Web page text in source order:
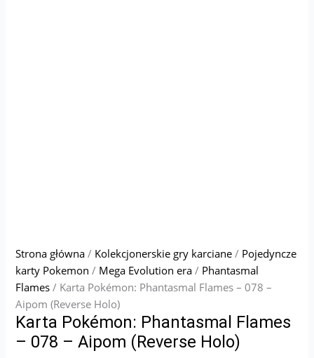
Strona główna / Kolekcjonerskie gry karciane / Pojedyncze
karty Pokemon / Mega Evolution era / Phantasmal
Flames / Karta Pokémon: Phantasmal Flames – 078 –
Aipom (Reverse Holo)
Karta Pokémon: Phantasmal Flames
– 078 – Aipom (Reverse Holo)